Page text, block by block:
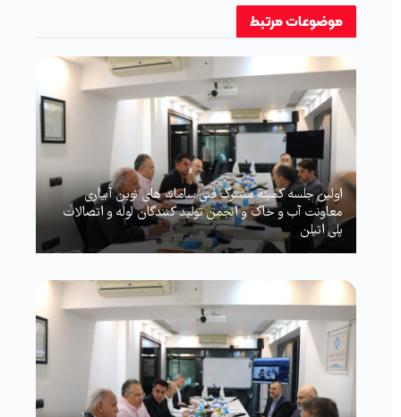
موضوعاتمرتبط
اولین جلسه کمیته مشترک فنی سامانه های نوین آبیاری
معاونت آب و خاک و انجمن تولید کنندگان لوله و اتصالات
پلی اتیلن